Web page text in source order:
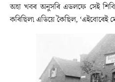
অহা খবৰ অনুসৰি এডলফে সেই
কৰিছিল৷ এডিয়ে কৈছিল, ‘এইবোৰেই